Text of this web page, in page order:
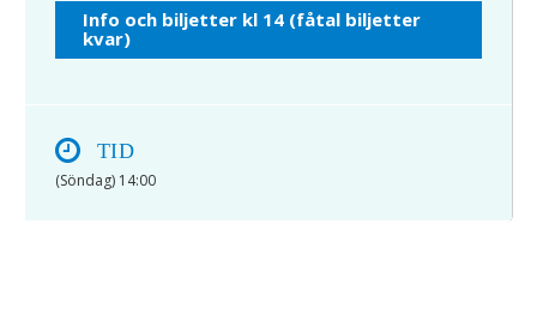
Info och biljetter kl 14 (fåtal biljetter
kvar)
TID
(Söndag) 14:00